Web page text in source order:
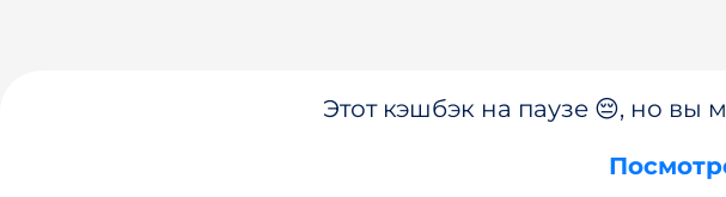
Этот кэшбэк на паузе 😔, но вы